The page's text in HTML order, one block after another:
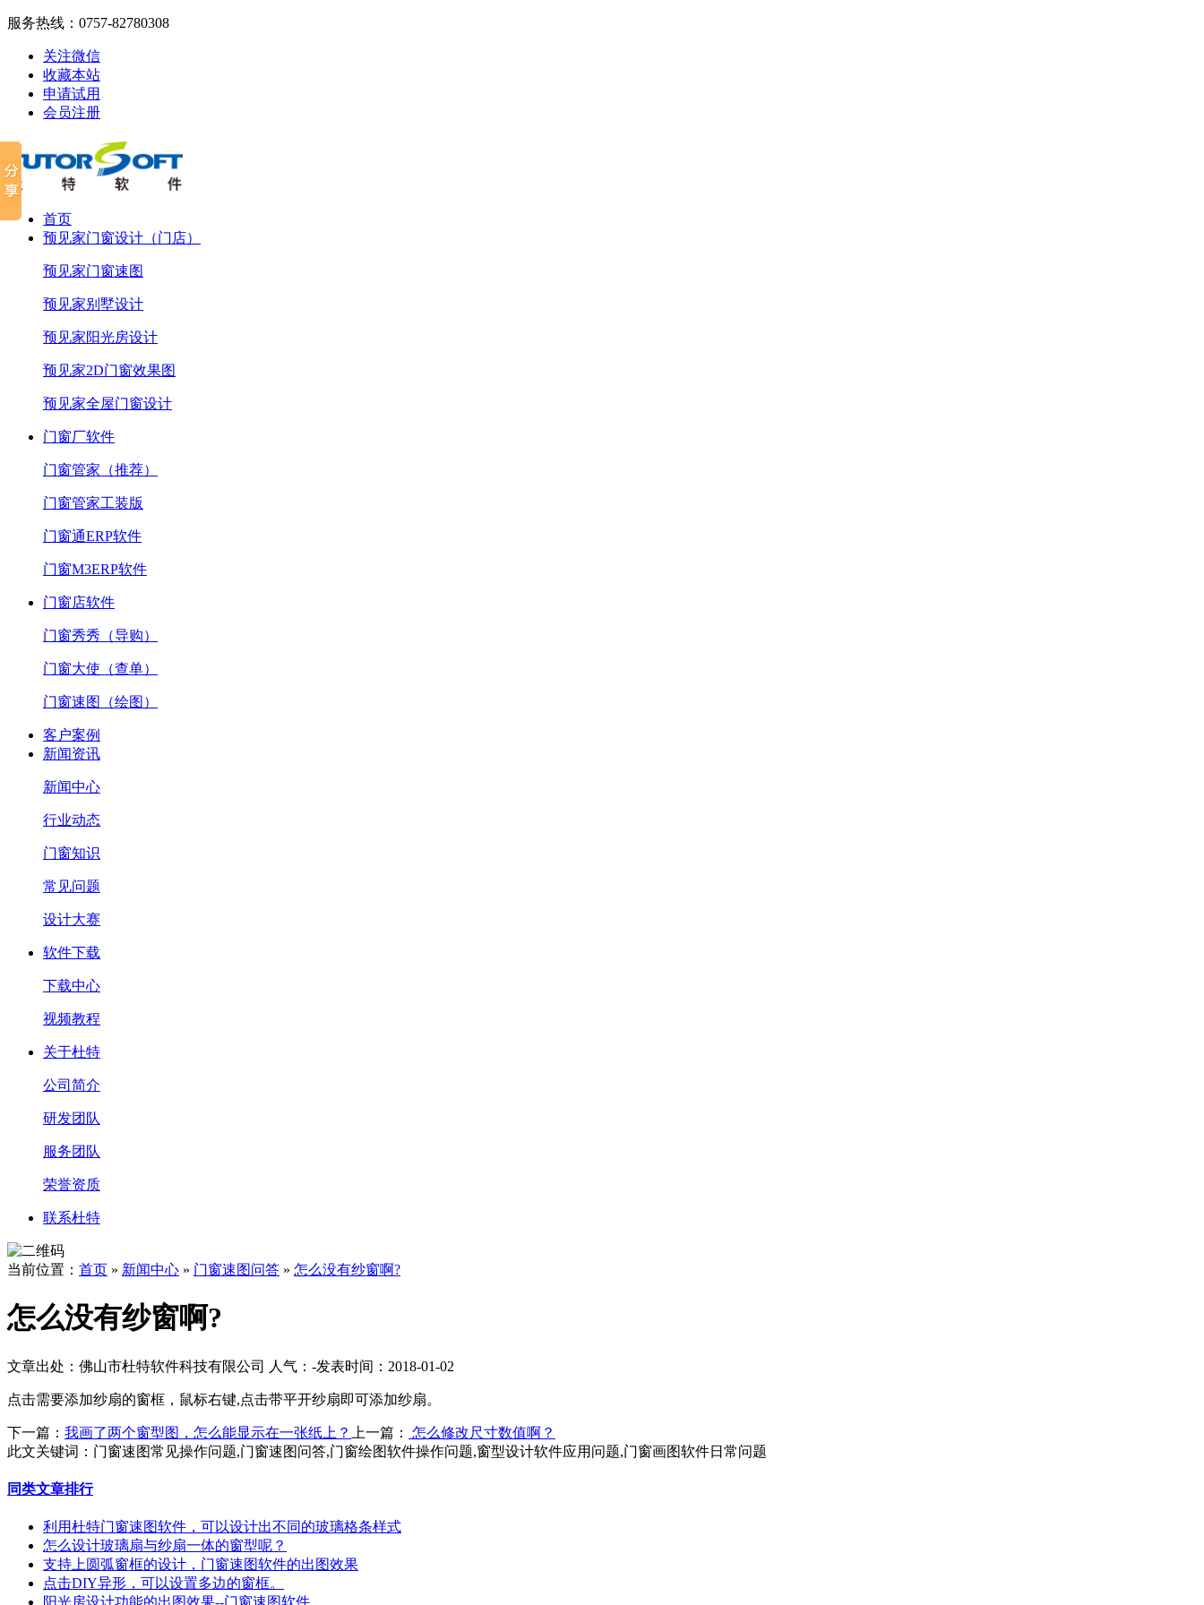
服务热线： 0757-82780308
关注微信
收藏本站
申请试用
会员注册
首页
预见家门窗设计（门店）
预见家门窗速图
预见家别墅设计
预见家阳光房设计
预见家2D门窗效果图
预见家全屋门窗设计
门窗厂软件
门窗管家（推荐）
门窗管家工装版
门窗通ERP软件
门窗M3ERP软件
门窗店软件
门窗秀秀（导购）
门窗大使（查单）
门窗速图（绘图）
客户案例
新闻资讯
新闻中心
行业动态
门窗知识
常见问题
设计大赛
软件下载
下载中心
视频教程
关于杜特
公司简介
研发团队
服务团队
荣誉资质
联系杜特
当前位置： 首页 » 新闻中心 » 门窗速图问答 » 怎么没有纱窗啊?
怎么没有纱窗啊?
文章出处：佛山市杜特软件科技有限公司 人气： -发表时间：2018-01-02
点击需要添加纱扇的窗框，鼠标右键,点击带平开纱扇即可添加纱扇。
下一篇： 我画了两个窗型图，怎么能显示在一张纸上？ 上一篇：
怎么修改尺寸数值啊？
此文关键词： 门窗速图常见操作问题,门窗速图问答,门窗绘图软件操作问题,窗型设计软件应用问题,门窗画图软件日常问题
同类文章排行
利用杜特门窗速图软件，可以设计出不同的玻璃格条样式
怎么设计玻璃扇与纱扇一体的窗型呢？
支持上圆弧窗框的设计，门窗速图软件的出图效果
点击DIY异形，可以设置多边的窗框。